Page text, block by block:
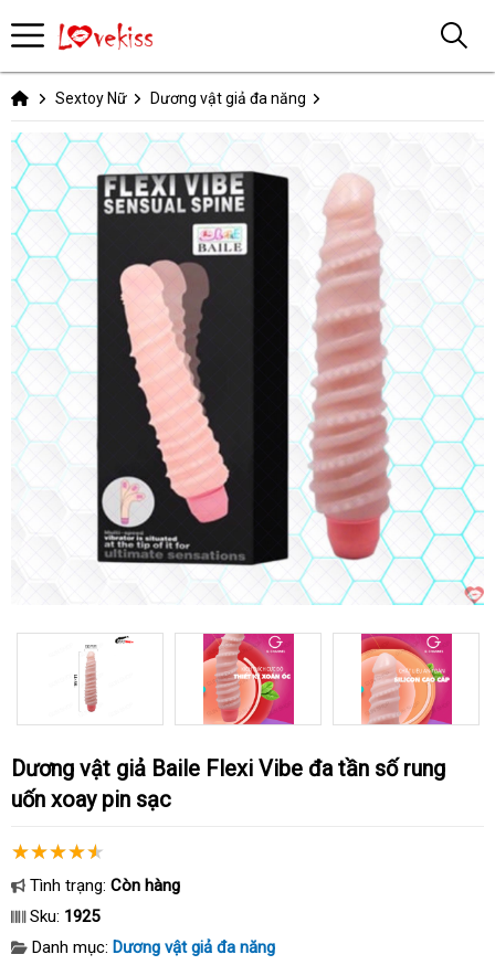
Sextoy Nữ Dương vật giả đa năng
Dương vật giả Baile Flexi Vibe đa tần số rung
uốn xoay pin sạc
Tình trạng: Còn hàng
Sku: 1925
Danh mục: Dương vật giả đa năng